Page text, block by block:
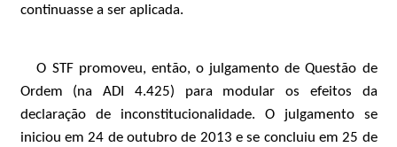
continuasse a ser aplicada.
O STF promoveu, então, o julgamento de Questão de
Ordem (na ADI 4.425) para modular os efeitos da
declaração de inconstitucionalidade. O julgamento se
iniciou em 24 de outubro de 2013 e se concluiu em 25 de